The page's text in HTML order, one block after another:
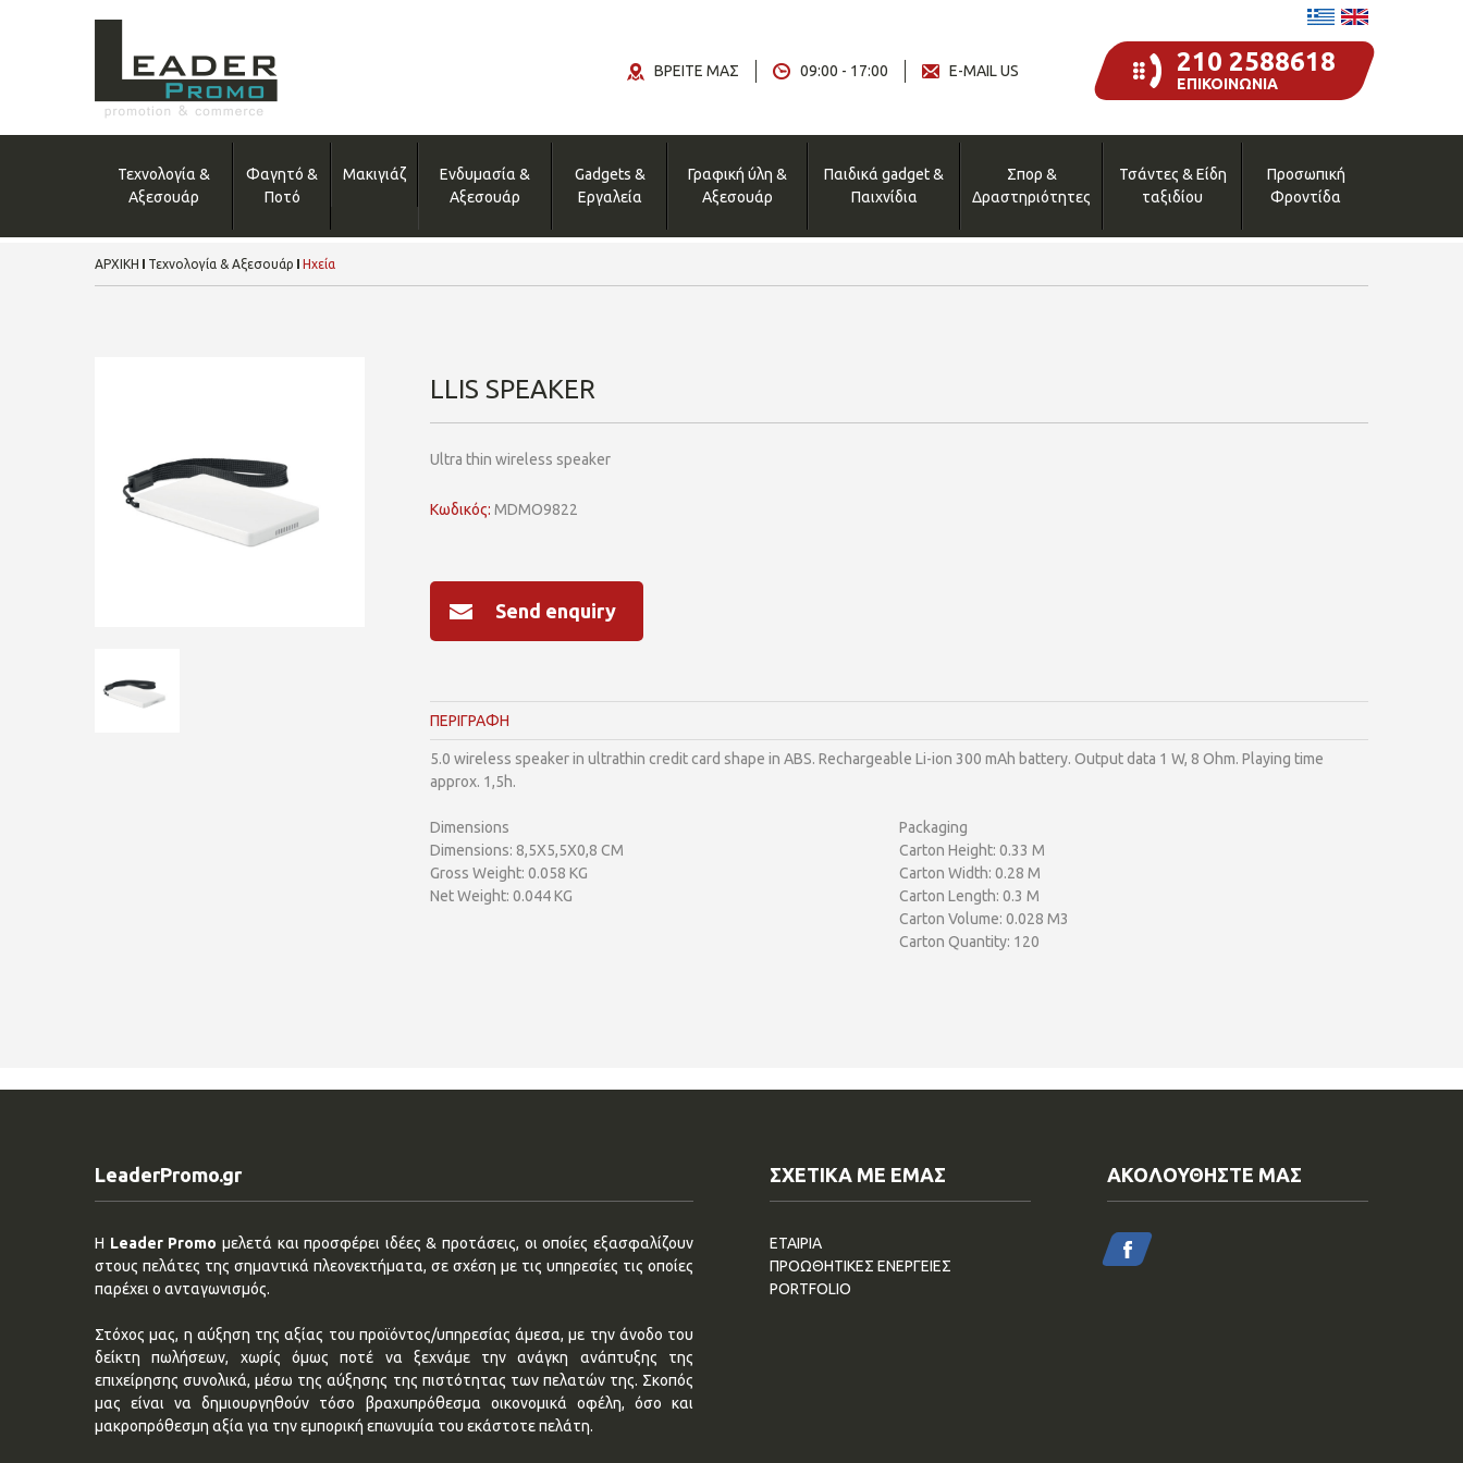
210 2588618
ΕΠΙΚΟΙΝΩΝΙΑ
E-MAIL US
09:00 - 17:00
ΒΡΕΙΤΕ ΜΑΣ
Τεχνολογία &
Αξεσουάρ
Φαγητό &
Ποτό
Μακιγιάζ
Ενδυμασία &
Αξεσουάρ
Gadgets &
Εργαλεία
Γραφική ύλη &
Αξεσουάρ
Παιδικά gadget &
Παιχνίδια
Σπορ &
Δραστηριότητες
Τσάντες & Είδη
ταξιδίου
Προσωπική
Φροντίδα
ΑΡΧΙΚΗ Τεχνολογία & Αξεσουάρ Ηχεία
LLIS SPEAKER
Ultra thin wireless speaker
Κωδικός: MDMO9822
Send enquiry
ΠΕΡΙΓΡΑΦΗ
5.0 wireless speaker in ultrathin credit card shape in ABS. Rechargeable Li-ion 300 mAh battery. Output data 1 W, 8 Ohm. Playing time
approx. 1,5h.
Dimensions
Dimensions: 8,5X5,5X0,8 CM
Gross Weight: 0.058 KG
Net Weight: 0.044 KG
Packaging
Carton Height: 0.33 M
Carton Width: 0.28 M
Carton Length: 0.3 M
Carton Volume: 0.028 M3
Carton Quantity: 120
LeaderPromo.gr
Η Leader Promo μελετά και προσφέρει ιδέες & προτάσεις, οι οποίες εξασφαλίζουν
στους πελάτες της σημαντικά πλεονεκτήματα, σε σχέση με τις υπηρεσίες τις οποίες
παρέχει ο ανταγωνισμός.
Στόχος μας, η αύξηση της αξίας του προϊόντος/υπηρεσίας άμεσα, με την άνοδο του
δείκτη πωλήσεων, χωρίς όμως ποτέ να ξεχνάμε την ανάγκη ανάπτυξης της
επιχείρησης συνολικά, μέσω της αύξησης της πιστότητας των πελατών της. Σκοπός
μας είναι να δημιουργηθούν τόσο βραχυπρόθεσμα οικονομικά οφέλη, όσο και
μακροπρόθεσμη αξία για την εμπορική επωνυμία του εκάστοτε πελάτη.
ΣΧΕΤΙΚΑ ΜΕ ΕΜΑΣ
ΕΤΑΙΡΙΑ
ΠΡΟΩΘΗΤΙΚΕΣ ΕΝΕΡΓΕΙΕΣ
PORTFOLIO
ΑΚΟΛΟΥΘΗΣΤΕ ΜΑΣ